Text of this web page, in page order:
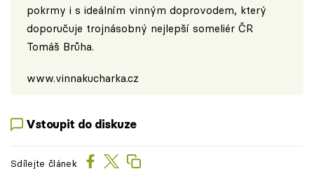
pokrmy i s ideálním vinným doprovodem, který
doporučuje trojnásobný nejlepší someliér ČR
Tomáš Brůha.
www.vinnakucharka.cz
Vstoupit do diskuze
Sdílejte článek